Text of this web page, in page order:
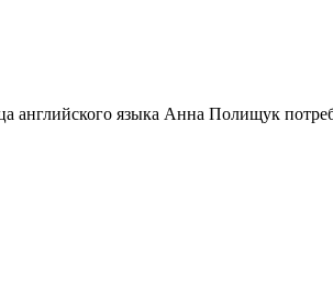
английского языка Анна Полищук